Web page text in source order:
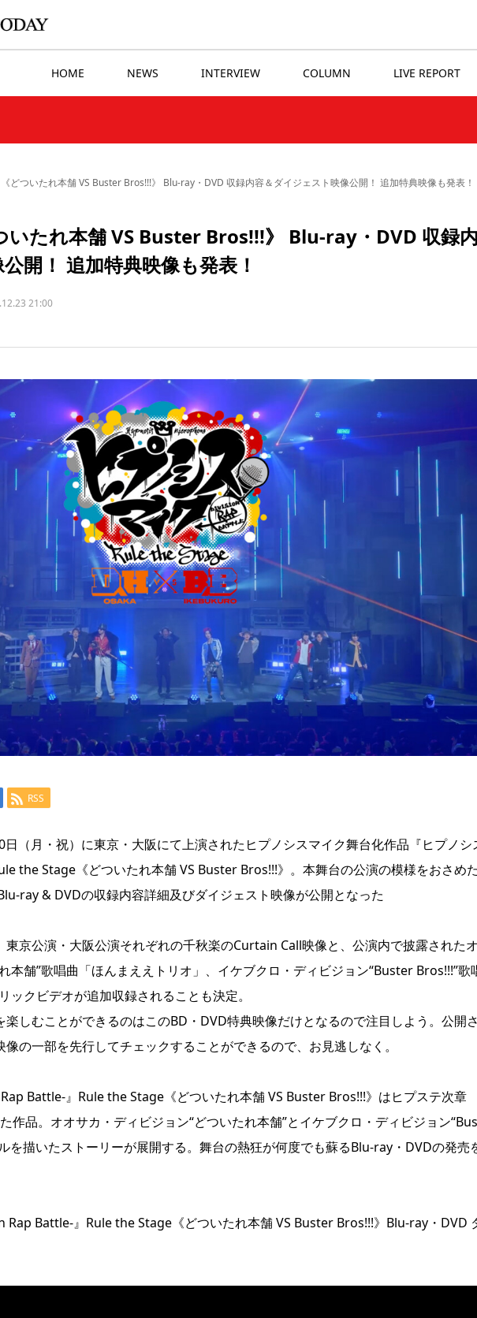
HOME NEWS INTERVIEW COLUMN LIVE REPORT
どついたれ本舗 VS Buster Bros!!!》 Blu-ray・DVD 収録内容＆ダイジェスト映像公開！ 追加特典映像も発表！
いたれ本舗 VS Buster Bros!!!》 Blu-ray・DVD 収録
開！ 追加特典映像も発表！
21:00
RSS
（月・祝）に東京・大阪にて上演されたヒプノシスマイク舞台化作品『ヒプノシ
the Stage《どついたれ本舗 VS Buster Bros!!!》。本舞台の公演の模様をおさめ
ray & DVDの収録内容詳細及びダイジェスト映像が公開となった
東京公演・大阪公演それぞれの千秋楽のCurtain Call映像と、公演内で披露された
本舗”歌唱曲「ほんまええトリオ」、イケブクロ・ディビジョン“Buster Bros!!!”歌
ックビデオが追加収録されることも決定。
しむことができるのはこのBD・DVD特典映像だけとなるので注目しよう。公開
の一部を先行してチェックすることができるので、お見逃しなく。
Battle-』Rule the Stage《どついたれ本舗 VS Buster Bros!!!》はヒプステ次章
作品。オオサカ・ディビジョン“どついたれ本舗”とイケブクロ・ディビジョン
を描いたストーリーが展開する。舞台の熱狂が何度でも蘇るBlu-ray・DVDの発売
Rap Battle-』Rule the Stage《どついたれ本舗 VS Buster Bros!!!》Blu-ray・DVD